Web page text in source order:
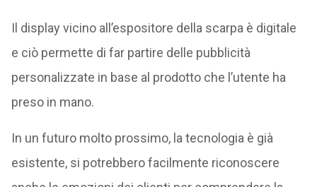
Il display vicino all’espositore della scarpa è digitale
e ciò permette di far partire delle pubblicità
personalizzate in base al prodotto che l’utente ha
preso in mano.
In un futuro molto prossimo, la tecnologia è già
esistente, si potrebbero facilmente riconoscere